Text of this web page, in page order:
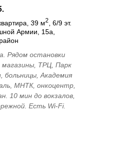
39 м2
, 6/9 эт.
Армии, 15а,
Рядом остановки
ТРЦ, Парк
больницы, Академия
МНТК, онкоцентр,
10 мин до вокзалов,
Есть Wi-Fi.